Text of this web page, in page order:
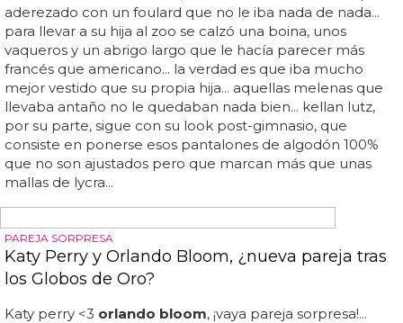
en la calle
Lo que si nos gusta de
iba hecha un cristo...orlando bloom, que salio de paseillo